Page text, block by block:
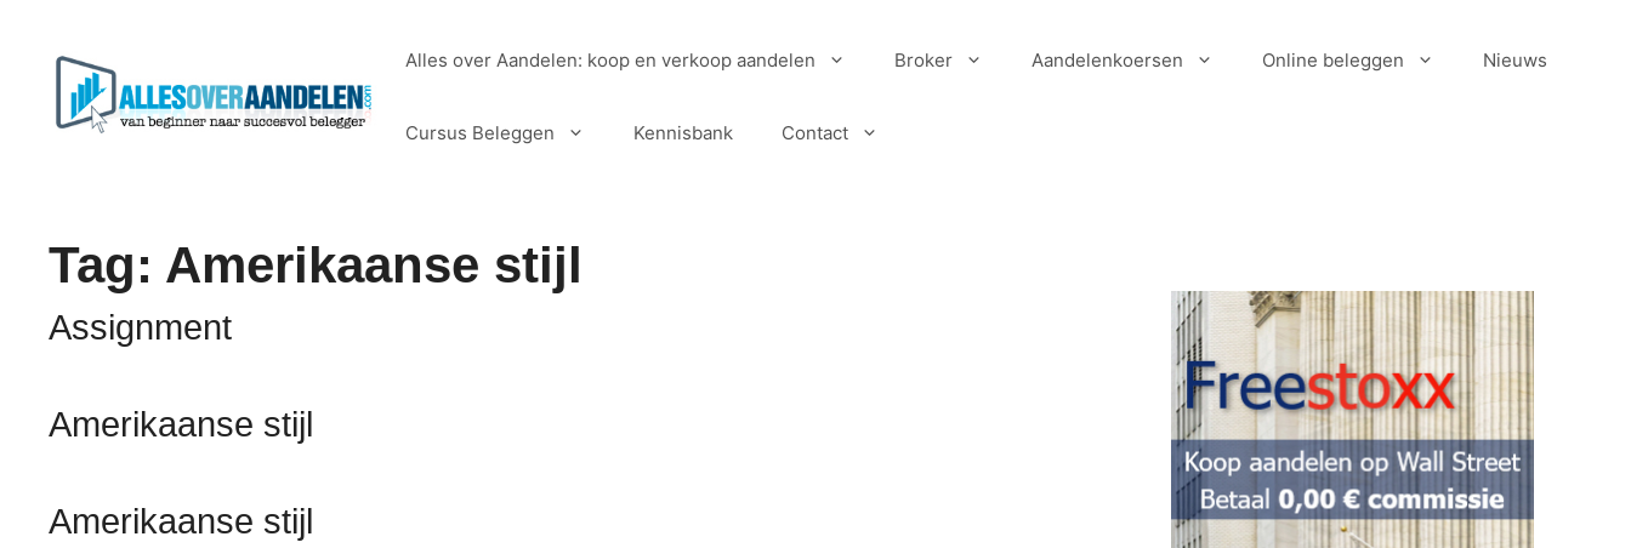
Alles over Aandelen: koop en verkoop aandelen Broker Aandelenkoersen Online beleggen Nieuws
Cursus Beleggen Kennisbank Contact
Tag: Amerikaanse stijl
Assignment
Amerikaanse stijl
Amerikaanse stijl